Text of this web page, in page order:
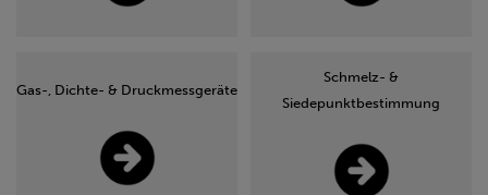
Gas-, Dichte- & Druckmessgeräte
Schmelz- &
Siedepunktbestimmung